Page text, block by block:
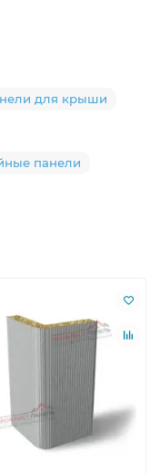
для крыши
панели